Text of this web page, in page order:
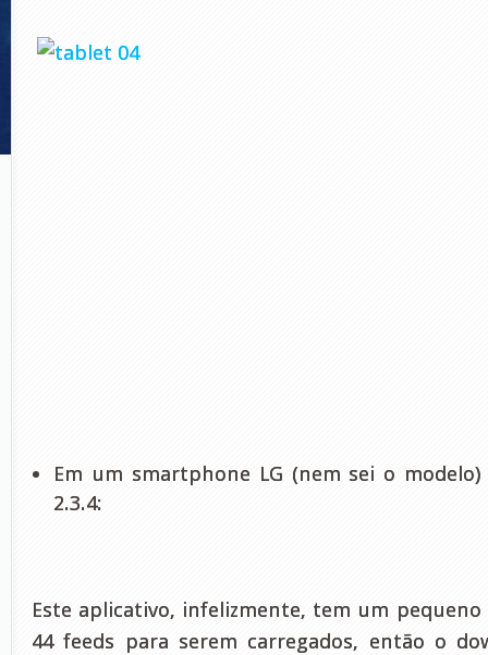
Em um smartphone LG (nem sei o
2.3.4:
Este aplicativo, infelizmente, tem um pequeno
44 feeds para serem carregados, então o